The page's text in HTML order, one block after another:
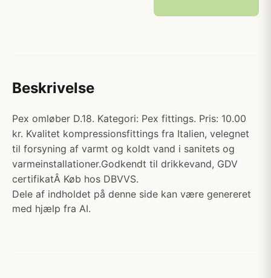
Beskrivelse
Pex omløber D.18. Kategori: Pex fittings. Pris: 10.00
kr. Kvalitet kompressionsfittings fra Italien, velegnet
til forsyning af varmt og koldt vand i sanitets og
varmeinstallationer.Godkendt til drikkevand, GDV
certifikatÂ Køb hos DBVVS.
Dele af indholdet på denne side kan være genereret
med hjælp fra AI.